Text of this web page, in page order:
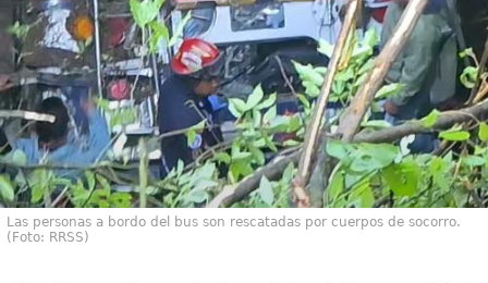
Las personas a bordo del bus son rescatadas por cuerpos de socorro.
(Foto: RRSS)